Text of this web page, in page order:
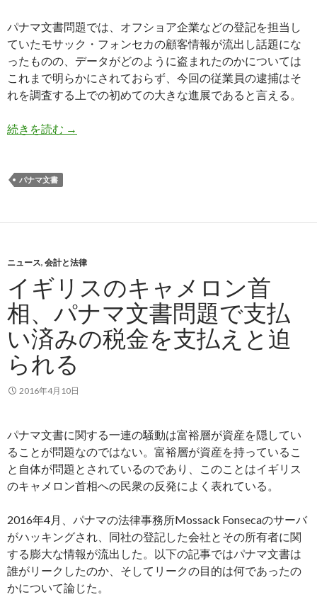
パナマ文書問題では、オフショア企業などの登記を担当し
ていたモサック・フォンセカの顧客情報が流出し話題にな
ったものの、データがどのように盗まれたのかについては
これまで明らかにされておらず、今回の従業員の逮捕はそ
れを調査する上での初めての大きな進展であると言える。
続きを読む パナマ文書を盗んだ疑いでモサック・フォンセ
→
パナマ文書
ニュース, 会計と法律
イギリスのキャメロン首
相、パナマ文書問題で支払
い済みの税金を支払えと迫
られる
2016年4月10日
パナマ文書に関する一連の騒動は富裕層が資産を隠してい
ることが問題なのではない。富裕層が資産を持っているこ
と自体が問題とされているのであり、このことはイギリス
のキャメロン首相への民衆の反発によく表れている。
2016年4月、パナマの法律事務所Mossack Fonsecaのサーバ
がハッキングされ、同社の登記した会社とその所有者に関
する膨大な情報が流出した。以下の記事ではパナマ文書は
誰がリークしたのか、そしてリークの目的は何であったの
かについて論じた。